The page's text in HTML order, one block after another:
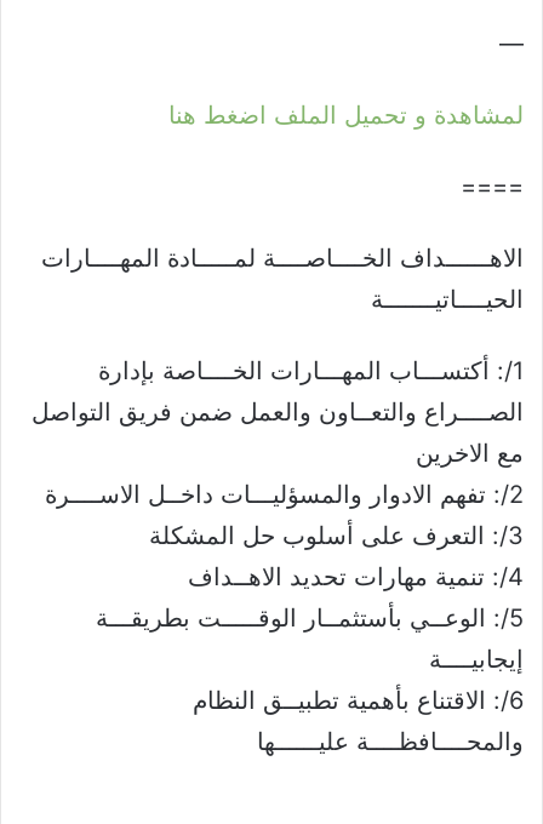
—
لمشاهدة و تحميل الملف اضغط هنا
====
الاهــــــداف الخــــاصــــة لمـــــادة المهــــارات
الحيــــاتيـــــــة
1/: أكتســـاب المهـــارات الخــــاصة بإدارة
الصــــراع والتعــاون والعمل ضمن فريق التواصل
مع الاخرين
2/: تفهم الادوار والمسؤليـــات داخــل الاســــرة
3/: التعرف على أسلوب حل المشكلة
4/: تنمية مهارات تحديد الاهــداف
5/: الوعــي بأستثمــار الوقـــــت بطريقـــة
إيجابيــــة
6/: الاقتناع بأهمية تطبيــق النظام
والمحــــافظــــة عليــــــها